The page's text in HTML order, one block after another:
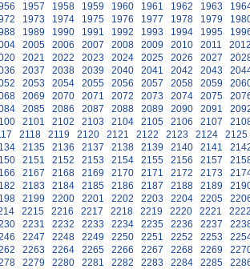
1957 1958 1959 1960 1961 1962 1963
1973 1974 1975 1976 1977 1978 1979
1989 1990 1991 1992 1993 1994 1995
2005 2006 2007 2008 2009 2010 2011
2021 2022 2023 2024 2025 2026 2027
2037 2038 2039 2040 2041 2042 2043
2053 2054 2055 2056 2057 2058 2059
2069 2070 2071 2072 2073 2074 2075
2085 2086 2087 2088 2089 2090 2091
2101 2102 2103 2104 2105 2106 2107
2118 2119 2120 2121 2122 2123 2124
2125
2135 2136 2137 2138 2139 2140 2141
2151 2152 2153 2154 2155 2156 2157
2167 2168 2169 2170 2171 2172 2173
2183 2184 2185 2186 2187 2188 2189
2199 2200 2201 2202 2203 2204 2205
2215 2216 2217 2218 2219 2220 2221
2231 2232 2233 2234 2235 2236 2237
2247 2248 2249 2250 2251 2252 2253
2263 2264 2265 2266 2267 2268 2269
2279 2280 2281 2282 2283 2284 2285